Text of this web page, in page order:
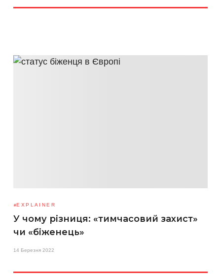
EXPLAINER
У чому різниця: «тимчасовий захист»
чи «біженець»
14 Березня 2022